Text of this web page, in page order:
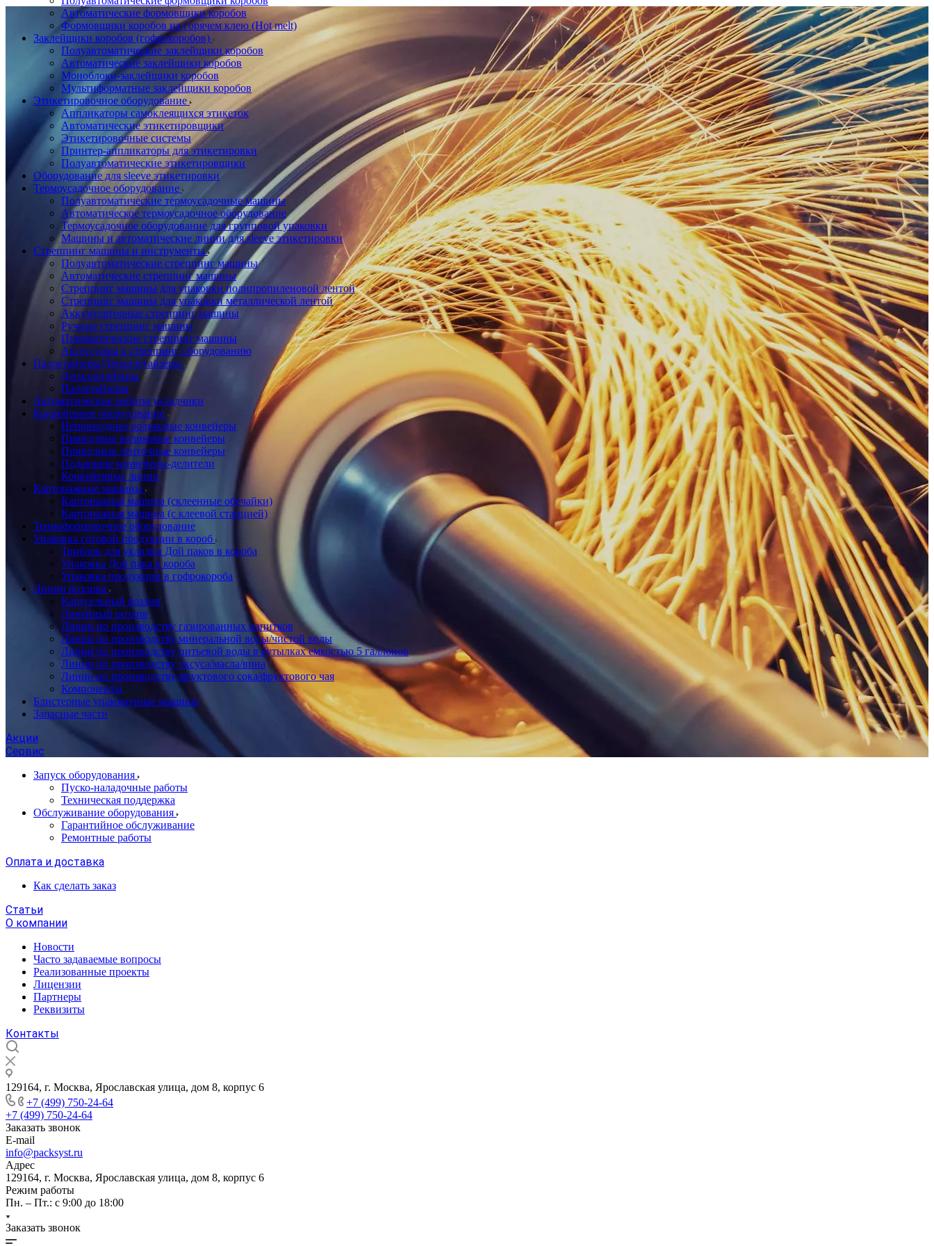
Автоматические формовщики коробов
Формовщики коробов на горячем клею (Hot melt)
Заклейщики коробов (гофрокоробов)
Полуавтоматические заклейщики коробов
Автоматические заклейщики коробов
Моноблоки-заклейщики коробов
Мультиформатные заклейщики коробов
Этикетировочное оборудование
Аппликаторы самоклеящихся этикеток
Автоматические этикетировщики
Этикетировочные системы
Принтер-аппликаторы для этикетировки
Полуавтоматические этикетировщики
Оборудование для sleeve этикетировки
Термоусадочное оборудование
Полуавтоматические термоусадочные машины
Автоматическое термоусадочное оборудование
Термоусадочное оборудование для групповой упаковки
Машины и автоматические линии для sleeve этикетировки
Стреппинг машины и инструменты
Полуавтоматические стреппинг машины
Автоматические стреппинг машины
Стреппинг машины для упаковки полипропиленовой лентой
Стреппинг машины для упаковки металлической лентой
Аккумуляторные стреппинг машины
Ручные стреппинг машины
Пневматические стреппинг машины
Аксессуары к стреппинг оборудованию
Паллетайзеры/Депаллетайзеры
Депаллетайзеры
Паллетайзеры
Автоматические роботы укладчики
Конвейерное оборудование
Неприводные роликовые конвейеры
Приводные роликовые конвейеры
Приводные ленточные конвейеры
Подающие конвейеры-делители
Конвейерные линии
Картонажные машины
Картонажная машина (склеенные обечайки)
Картонажная машина (с клеевой станцией)
Термоформовочное оборудование
Упаковка готовой продукции в короб
Триблок для укладки Дой паков в короба
Упаковка Дой пака в короба
Упаковка продукции в гофрокороба
Линии розлива
Карусельный розлив
Линейный розлив
Линии по производству газированных напитков
Линии по производству минеральной воды/чистой воды
Линии по производству питьевой воды в бутылках емкостью 5 галлонов
Линии по производству уксуса/масла/вина
Линии по производству фруктового сока/фруктового чая
Компоненты
Блистерные упаковочные машины
Запасные части
Акции
Сервис
Запуск оборудования
Пуско-наладочные работы
Техническая поддержка
Обслуживание оборудования
Гарантийное обслуживание
Ремонтные работы
Оплата и доставка
Как сделать заказ
Статьи
О компании
Новости
Часто задаваемые вопросы
Реализованные проекты
Лицензии
Партнеры
Реквизиты
Контакты
129164, г. Москва, Ярославская улица, дом 8, корпус 6
+7 (499) 750-24-64
+7 (499) 750-24-64
Заказать звонок
E-mail
info@packsyst.ru
Адрес
129164, г. Москва, Ярославская улица, дом 8, корпус 6
Режим работы
Пн. – Пт.: с 9:00 до 18:00
Заказать звонок